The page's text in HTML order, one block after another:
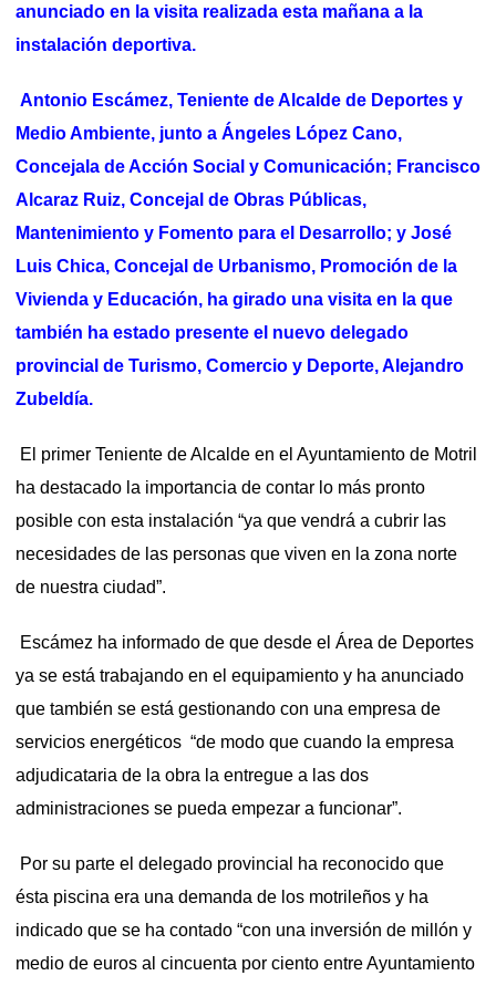
anunciado en la visita realizada esta mañana a la
instalación deportiva.
Antonio Escámez, Teniente de Alcalde de Deportes y
Medio Ambiente, junto a Ángeles López Cano,
Concejala de Acción Social y Comunicación; Francisco
Alcaraz Ruiz, Concejal de Obras Públicas,
Mantenimiento y Fomento para el Desarrollo; y José
Luis Chica, Concejal de Urbanismo, Promoción de la
Vivienda y Educación, ha girado una visita en la que
también ha estado presente el nuevo delegado
provincial de Turismo, Comercio y Deporte, Alejandro
Zubeldía.
El primer Teniente de Alcalde en el Ayuntamiento de Motril
ha destacado la importancia de contar lo más pronto
posible con esta instalación “ya que vendrá a cubrir las
necesidades de las personas que viven en la zona norte
de nuestra ciudad”.
Escámez ha informado de que desde el Área de Deportes
ya se está trabajando en el equipamiento y ha anunciado
que también se está gestionando con una empresa de
servicios energéticos “de modo que cuando la empresa
adjudicataria de la obra la entregue a las dos
administraciones se pueda empezar a funcionar”.
Por su parte el delegado provincial ha reconocido que
ésta piscina era una demanda de los motrileños y ha
indicado que se ha contado “con una inversión de millón y
medio de euros al cincuenta por ciento entre Ayuntamiento